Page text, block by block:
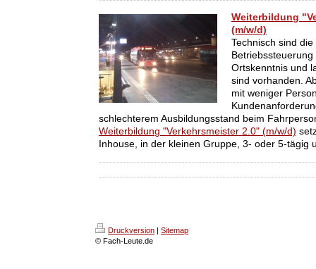
Weiterbildung
(m/w/d)
Technisch sind
Ortskenntnis und
sind vorhanden.
mit weniger
schlechterem Ausbildungsstand beim
Weiterbildung "Verkehrsmeister 2.0" (m/w/d)
Inhouse, in der kleinen Gruppe, 3- oder 5-tägig
Druckversion | Sitemap
© Fach-Leute.de